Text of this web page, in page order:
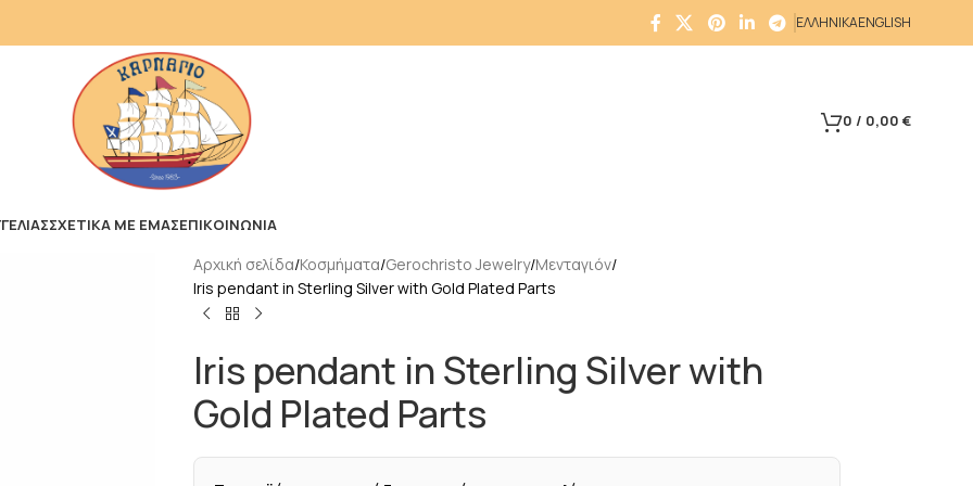
ΕΛΛΗΝΙΚΑENGLISH
0 / 0,00 €
ΣΧΕΤΙΚΑ ΜΕ ΕΜΑΣΕΠΙΚΟΙΝΩΝΙΑ
Αρχική σελίδα Κοσμήματα Gerochristo Jewelry Μενταγιόν
Iris pendant in Sterling Silver with Gold Plated Parts
Iris pendant in Sterling Silver with
Gold Plated Parts